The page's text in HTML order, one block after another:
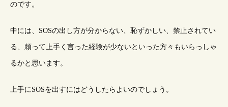
のです。
中には、SOSの出し方が分からない、恥ずかしい、禁止されてい
る、頼って上手く言った経験が少ないといった方々もいらっしゃ
るかと思います。
上手にSOSを出すにはどうしたらよいのでしょう。